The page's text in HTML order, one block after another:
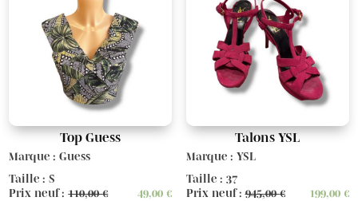
Top Guess
Marque : Guess
Taille : S
Prix neuf :110,00€ 49,00€
Talons YSL
Marque : YSL
Taille : 37
Prix neuf :945,00€ 199,00 €